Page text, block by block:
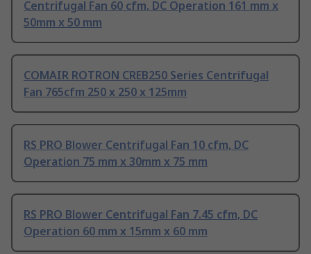
Centrifugal Fan 60 cfm, DC Operation 161 mm x
50mm x 50 mm
COMAIR ROTRON CREB250 Series Centrifugal
Fan 765cfm 250 x 250 x 125mm
RS PRO Blower Centrifugal Fan 10 cfm, DC
Operation 75 mm x 30mm x 75 mm
RS PRO Blower Centrifugal Fan 7.45 cfm, DC
Operation 60 mm x 15mm x 60 mm